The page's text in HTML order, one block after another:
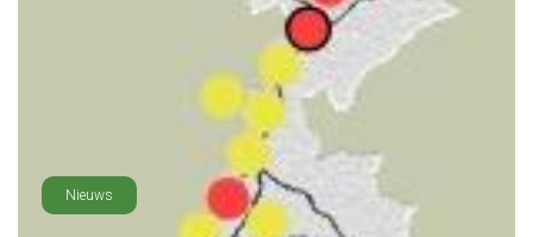
Nieuws